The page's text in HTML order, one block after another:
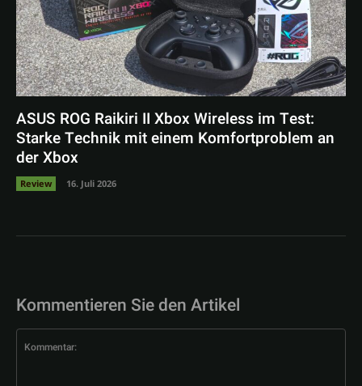
ASUS ROG Raikiri II Xbox Wireless im Test:
Starke Technik mit einem Komfortproblem an
der Xbox
Review 16. Juli 2026
Kommentieren Sie den Artikel